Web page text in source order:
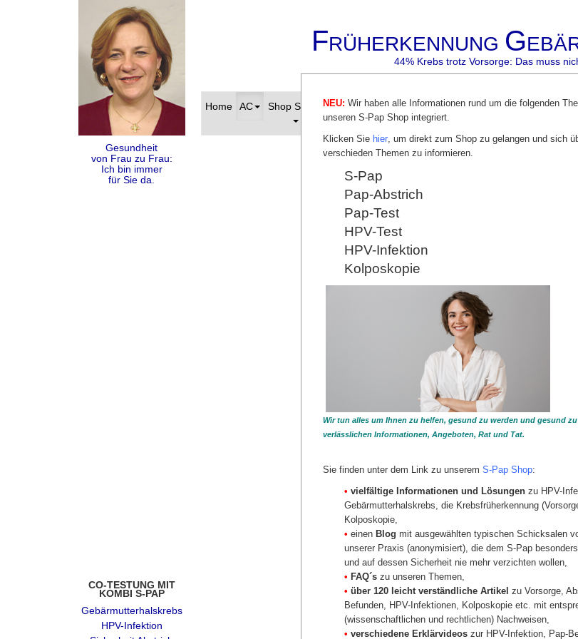
FRÜHERKENNUNG G
44% Krebs trotz Vorsorge: Das muss
Home AC Shop S-Pap
Gyn-
Zyto
Gyn-
Zentrum
S-Pap Co- Testung
Gesundheit
von Frau zu Frau:
Ich bin immer
für Sie da.
erste spalte
CO-TESTUNG MIT
KOMBI S-PAP
Gebärmutterhalskrebs
HPV-Infektion
NEU: Wir haben alle Informationen rund um die folgenden
unseren S-Pap Shop integriert.
Klicken Sie hier , um direkt zum Shop zu gelangen und sich
verschieden Themen zu informieren.
S-Pap
Pap-Abstrich
Pap-Test
HPV-Test
HPV-Infektion
Kolposkopie
Wir tun alles um Ihnen zu helfen, gesund zu werden und gesund
verlässlichen Informationen, Angeboten, Rat und Tat.
Sie finden unter dem Link zu unserem S-Pap Shop:
• vielfältige Informationen und Lösungen zu HPV-
Gebärmutterhalskrebs, die Krebsfrüherkennung
Kolposkopie,
• einen Blog mit ausgewählten typischen Schicksalen
unserer Praxis (anonymisiert), die dem S-Pap
und auf dessen Sicherheit nie mehr verzichten wollen,
• FAQ´s zu unseren Themen,
• über 120 leicht verständliche Artikel zu Vorsorge,
Befunden, HPV-Infektionen, Kolposkopie etc. mit
(wissenschaftlichen und rechtlichen) Nachweisen,
• verschiedene Erklärvideos zur HPV-Infektion, Pap-